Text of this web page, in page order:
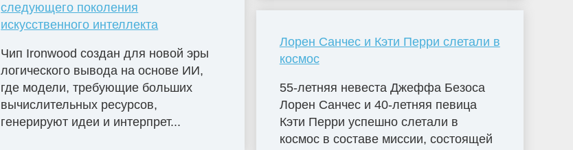
следующего поколения
искусственного интеллекта
Чип Ironwood создан для новой эры
логического вывода на основе ИИ,
где модели, требующие больших
вычислительных ресурсов,
генерируют идеи и интерпрет...
Лорен Санчес и Кэти Перри слетали в
космос
55-летняя невеста Джеффа Безоса
Лорен Санчес и 40-летняя певица
Кэти Перри успешно слетали в
космос в составе миссии, состоящей